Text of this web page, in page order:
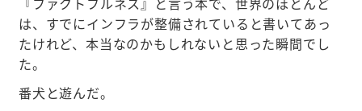
は、すでにインフラが整備されていると書いてあっ
たけれど、本当なのかもしれないと思った瞬間でし
た。
番犬と遊んだ。